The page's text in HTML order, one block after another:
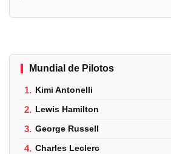
Mundial de Pilotos
1. Kimi Antonelli
2. Lewis Hamilton
3. George Russell
4. Charles Leclerc